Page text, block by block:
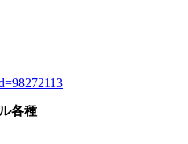
各種